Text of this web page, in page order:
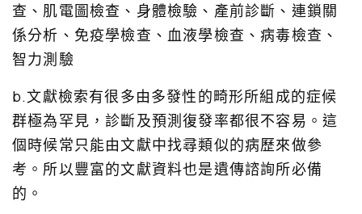
查、肌電圖檢查、身體檢驗、產前診斷、連鎖關
係分析、免疫學檢查、血液學檢查、病毒檢查、
智力測驗
b.文獻檢索有很多由多發性的畸形所組成的症候
群極為罕見，診斷及預測復發率都很不容易。這
個時候常只能由文獻中找尋類似的病歷來做參
考。所以豐富的文獻資料也是遺傳諮詢所必備
的。